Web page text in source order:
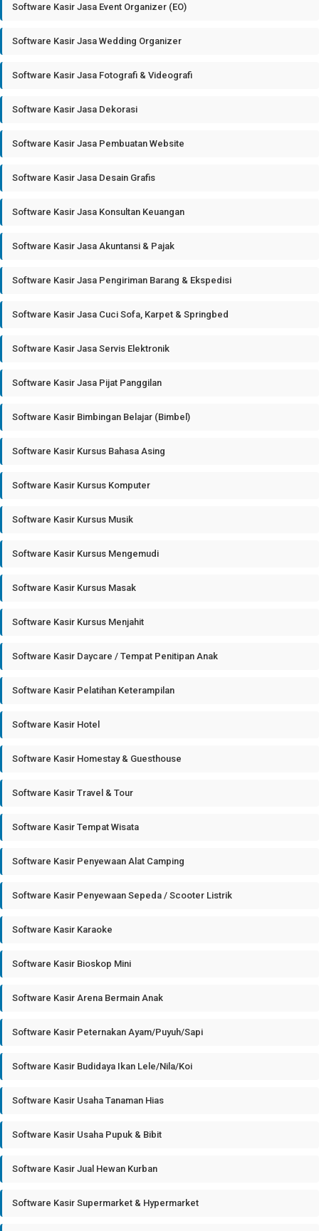
Software Kasir Jasa Event Organizer (EO)
Software Kasir Jasa Wedding Organizer
Software Kasir Jasa Fotografi & Videografi
Software Kasir Jasa Dekorasi
Software Kasir Jasa Pembuatan Website
Software Kasir Jasa Desain Grafis
Software Kasir Jasa Konsultan Keuangan
Software Kasir Jasa Akuntansi & Pajak
Software Kasir Jasa Pengiriman Barang & Ekspedisi
Software Kasir Jasa Cuci Sofa, Karpet & Springbed
Software Kasir Jasa Servis Elektronik
Software Kasir Jasa Pijat Panggilan
Software Kasir Bimbingan Belajar (Bimbel)
Software Kasir Kursus Bahasa Asing
Software Kasir Kursus Komputer
Software Kasir Kursus Musik
Software Kasir Kursus Mengemudi
Software Kasir Kursus Masak
Software Kasir Kursus Menjahit
Software Kasir Daycare / Tempat Penitipan Anak
Software Kasir Pelatihan Keterampilan
Software Kasir Hotel
Software Kasir Homestay & Guesthouse
Software Kasir Travel & Tour
Software Kasir Tempat Wisata
Software Kasir Penyewaan Alat Camping
Software Kasir Penyewaan Sepeda / Scooter Listrik
Software Kasir Karaoke
Software Kasir Bioskop Mini
Software Kasir Arena Bermain Anak
Software Kasir Peternakan Ayam/Puyuh/Sapi
Software Kasir Budidaya Ikan Lele/Nila/Koi
Software Kasir Usaha Tanaman Hias
Software Kasir Usaha Pupuk & Bibit
Software Kasir Jual Hewan Kurban
Software Kasir Supermarket & Hypermarket